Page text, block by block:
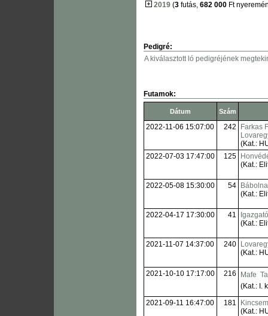
2019 (3 futás, 682 000 Ft
Pedigré:
A kiválasztott ló pedigréjének
Futamok:
Dátum Szám
2022-11-06 15:07:00 242
Farkas
(Kat.:
2022-07-03 17:47:00
125
(Kat.:
2022-05-08 15:30:00 54
(Kat.:
2022-04-17 17:30:00 41
(Kat.:
2021-11-07 14:37:00 240
(Kat.:
2021-10-10 17:17:00 216
Mafe 
(Kat.: I.
2021-09-11 16:47:00
181
(Kat.: